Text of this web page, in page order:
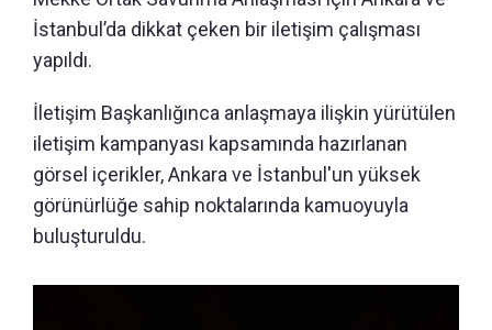
İstanbul’da dikkat çeken bir iletişim çalışması
yapıldı.
İletişim Başkanlığınca anlaşmaya ilişkin yürütülen
iletişim kampanyası kapsamında hazırlanan
görsel içerikler, Ankara ve İstanbul'un yüksek
görünürlüğe sahip noktalarında kamuoyuyla
buluşturuldu.